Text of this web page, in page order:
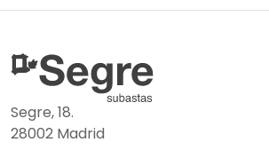
Segre, 18.
28002 Madrid